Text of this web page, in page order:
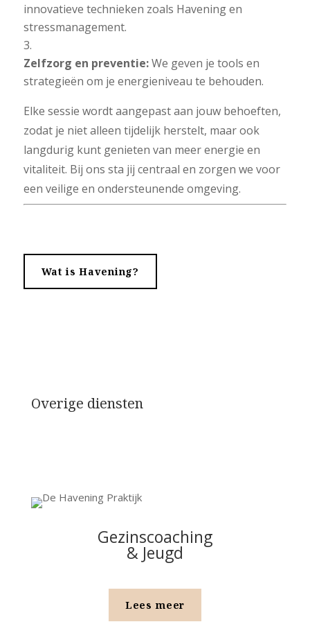
innovatieve technieken zoals Havening en
stressmanagement.
Zelfzorg en preventie:We geven je tools en
strategieën om je energieniveau te behouden.
Elke sessie wordt aangepast aan jouw behoeften,
zodat je niet alleen tijdelijk herstelt, maar ook
langdurig kunt genieten van meer energie en
vitaliteit. Bij ons sta jij centraal en zorgen we voor
een veilige en ondersteunende omgeving.
Wat is Havening?
Overige diensten
Gezinscoaching
& Jeugd
Lees meer